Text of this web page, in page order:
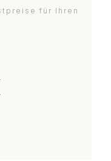
für Ihren